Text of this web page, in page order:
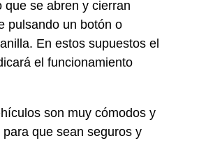
que se abren y cierran
pulsando un botón o
En estos supuestos el
el funcionamiento
son muy cómodos y
que sean seguros y